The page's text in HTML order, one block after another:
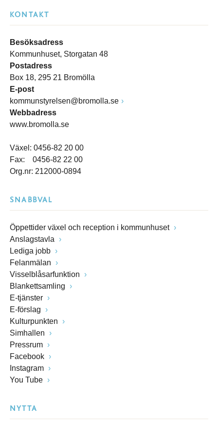
KONTAKT
Besöksadress
Kommunhuset, Storgatan 48
Postadress
Box 18, 295 21 Bromölla
E-post
kommunstyrelsen@bromolla.se
Webbadress
www.bromolla.se
Växel: 0456-82 20 00
Fax: 0456-82 22 00
Org.nr: 212000-0894
SNABBVAL
Öppettider växel och reception i kommunhuset
Anslagstavla
Lediga jobb
Felanmälan
Visselblåsarfunktion
Blankettsamling
E-tjänster
E-förslag
Kulturpunkten
Simhallen
Pressrum
Facebook
Instagram
You Tube
NYTTA